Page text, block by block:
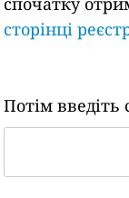
сторінці
Потім введіть